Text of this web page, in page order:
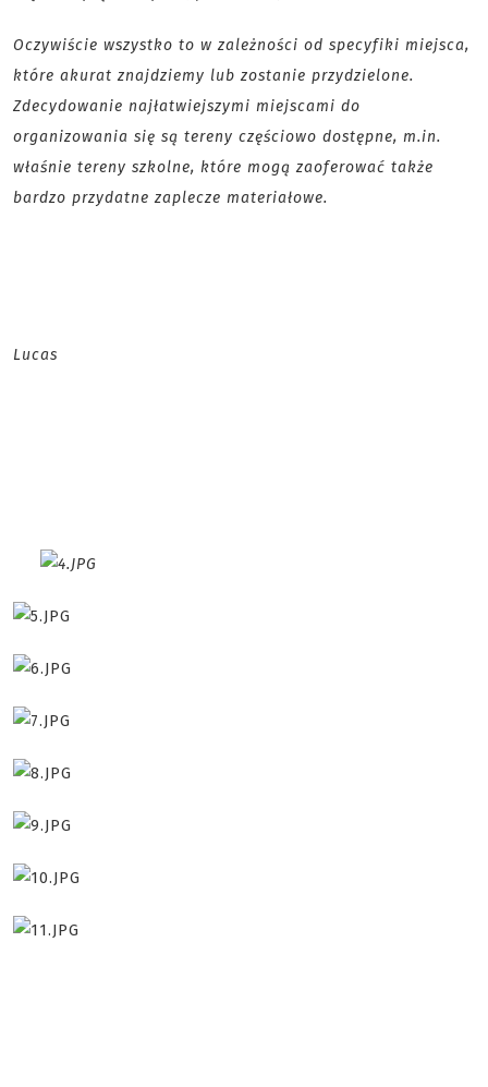
Oczywiście wszystko to w zależności od specyfiki miejsca,
które akurat znajdziemy lub zostanie przydzielone.
Zdecydowanie najłatwiejszymi miejscami do
organizowania się są tereny częściowo dostępne, m.in.
właśnie tereny szkolne, które mogą zaoferować także
bardzo przydatne zaplecze materiałowe.
Lucas